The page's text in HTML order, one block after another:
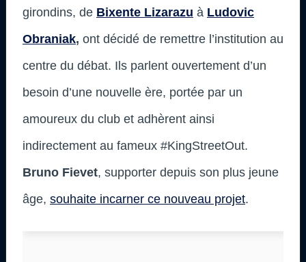
girondins, de Bixente Lizarazu à Ludovic
Obraniak, ont décidé de remettre l’institution au
centre du débat. Ils parlent ouvertement d’un
besoin d’une nouvelle ère, portée par un
amoureux du club et adhèrent ainsi
indirectement au fameux #KingStreetOut.
Bruno Fievet, supporter depuis son plus jeune
âge, souhaite incarner ce nouveau projet.